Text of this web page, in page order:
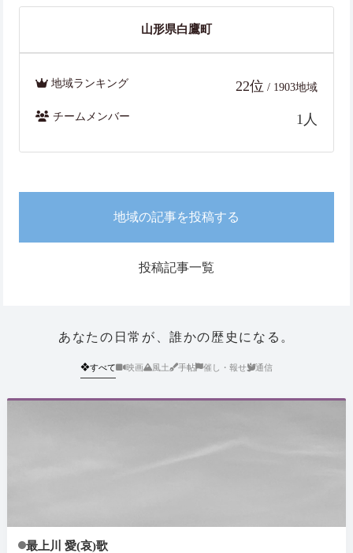
山形県白鷹町
地域ランキング 22位 / 1903地域
チームメンバー 1人
地域の記事を投稿する
投稿記事一覧
あなたの日常が、誰かの歴史になる。
❖すべて 映画 風土 手帖 催し・報せ 通信
最上川 愛(哀)歌